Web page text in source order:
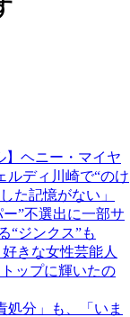
】ヘニー・マイヤ
ルディ川崎で“のけ
た記憶がない」
”不選出に一部サ
“ジンクス”も
きな女性芸能人
ップに輝いたの
処分」も、「いま